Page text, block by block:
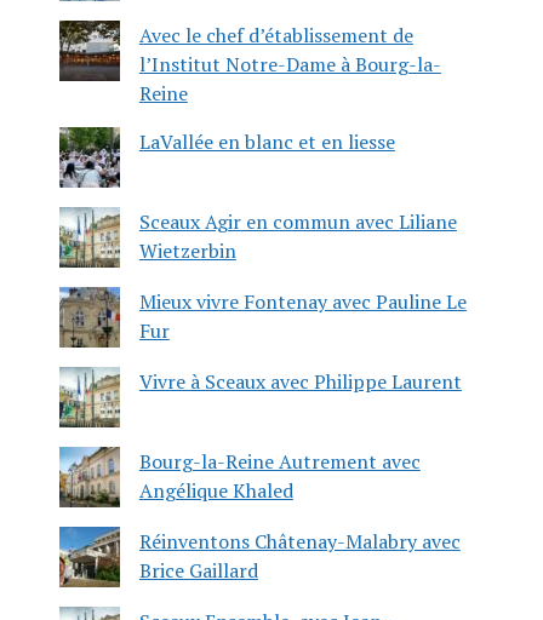
Avec le chef d’établissement de
l’Institut Notre-Dame à Bourg-la-
Reine
LaVallée en blanc et en liesse
Sceaux Agir en commun avec Liliane
Wietzerbin
Mieux vivre Fontenay avec Pauline Le
Fur
Vivre à Sceaux avec Philippe Laurent
Bourg-la-Reine Autrement avec
Angélique Khaled
Réinventons Châtenay-Malabry avec
Brice Gaillard